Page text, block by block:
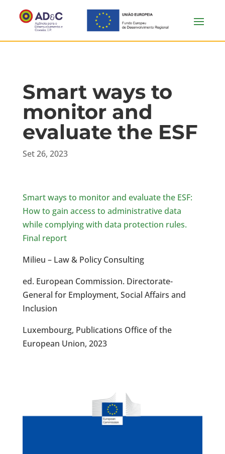
Smart ways to
monitor and
evaluate the ESF
Set 26, 2023
Smart ways to monitor and evaluate the ESF:
How to gain access to administrative data
while complying with data protection rules.
Final report
Milieu – Law & Policy Consulting
ed. European Commission. Directorate-
General for Employment, Social Affairs and
Inclusion
Luxembourg, Publications Office of the
European Union, 2023